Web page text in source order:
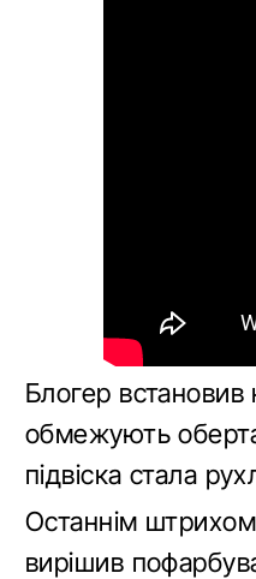
Блогер встановив
обмежують
підвіска стала
Останнім
вирішив